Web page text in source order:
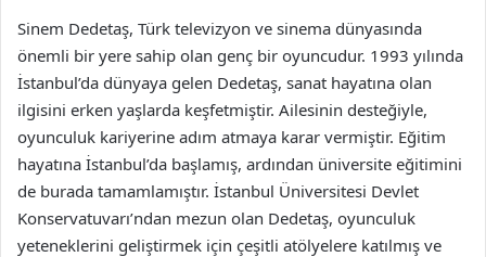
Sinem Dedetaş, Türk televizyon ve sinema dünyasında
önemli bir yere sahip olan genç bir oyuncudur. 1993 yılında
İstanbul’da dünyaya gelen Dedetaş, sanat hayatına olan
ilgisini erken yaşlarda keşfetmiştir. Ailesinin desteğiyle,
oyunculuk kariyerine adım atmaya karar vermiştir. Eğitim
hayatına İstanbul’da başlamış, ardından üniversite eğitimini
de burada tamamlamıştır. İstanbul Üniversitesi Devlet
Konservatuvarı’ndan mezun olan Dedetaş, oyunculuk
yeteneklerini geliştirmek için çeşitli atölyelere katılmış ve